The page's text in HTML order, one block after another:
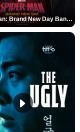
Spider-Man: Brand New Day Bande-annonce (3) VO STFR